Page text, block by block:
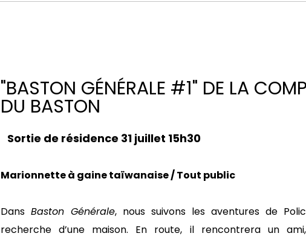
"BASTON GÉNÉRALE #1" DE LA
DU BASTON
Sortie de résidence 31 juillet 15h30
Marionnette à gaine taïwanaise / Tout public
Dans Baston Générale, nous suivons les aventures de
recherche d’une maison. En route, il rencontrera un